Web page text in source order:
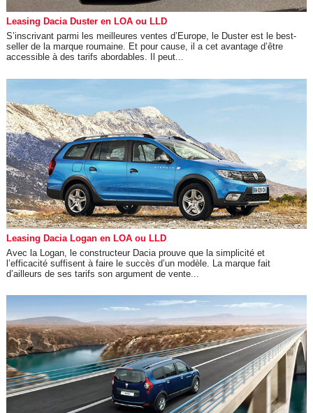
Leasing Dacia Duster en LOA ou LLD
S’inscrivant parmi les meilleures ventes d’Europe, le Duster est le best-
seller de la marque roumaine. Et pour cause, il a cet avantage d’être
accessible à des tarifs abordables. Il peut...
Leasing Dacia Logan en LOA ou LLD
Avec la Logan, le constructeur Dacia prouve que la simplicité et
l’efficacité suffisent à faire le succès d’un modèle. La marque fait
d’ailleurs de ses tarifs son argument de vente...